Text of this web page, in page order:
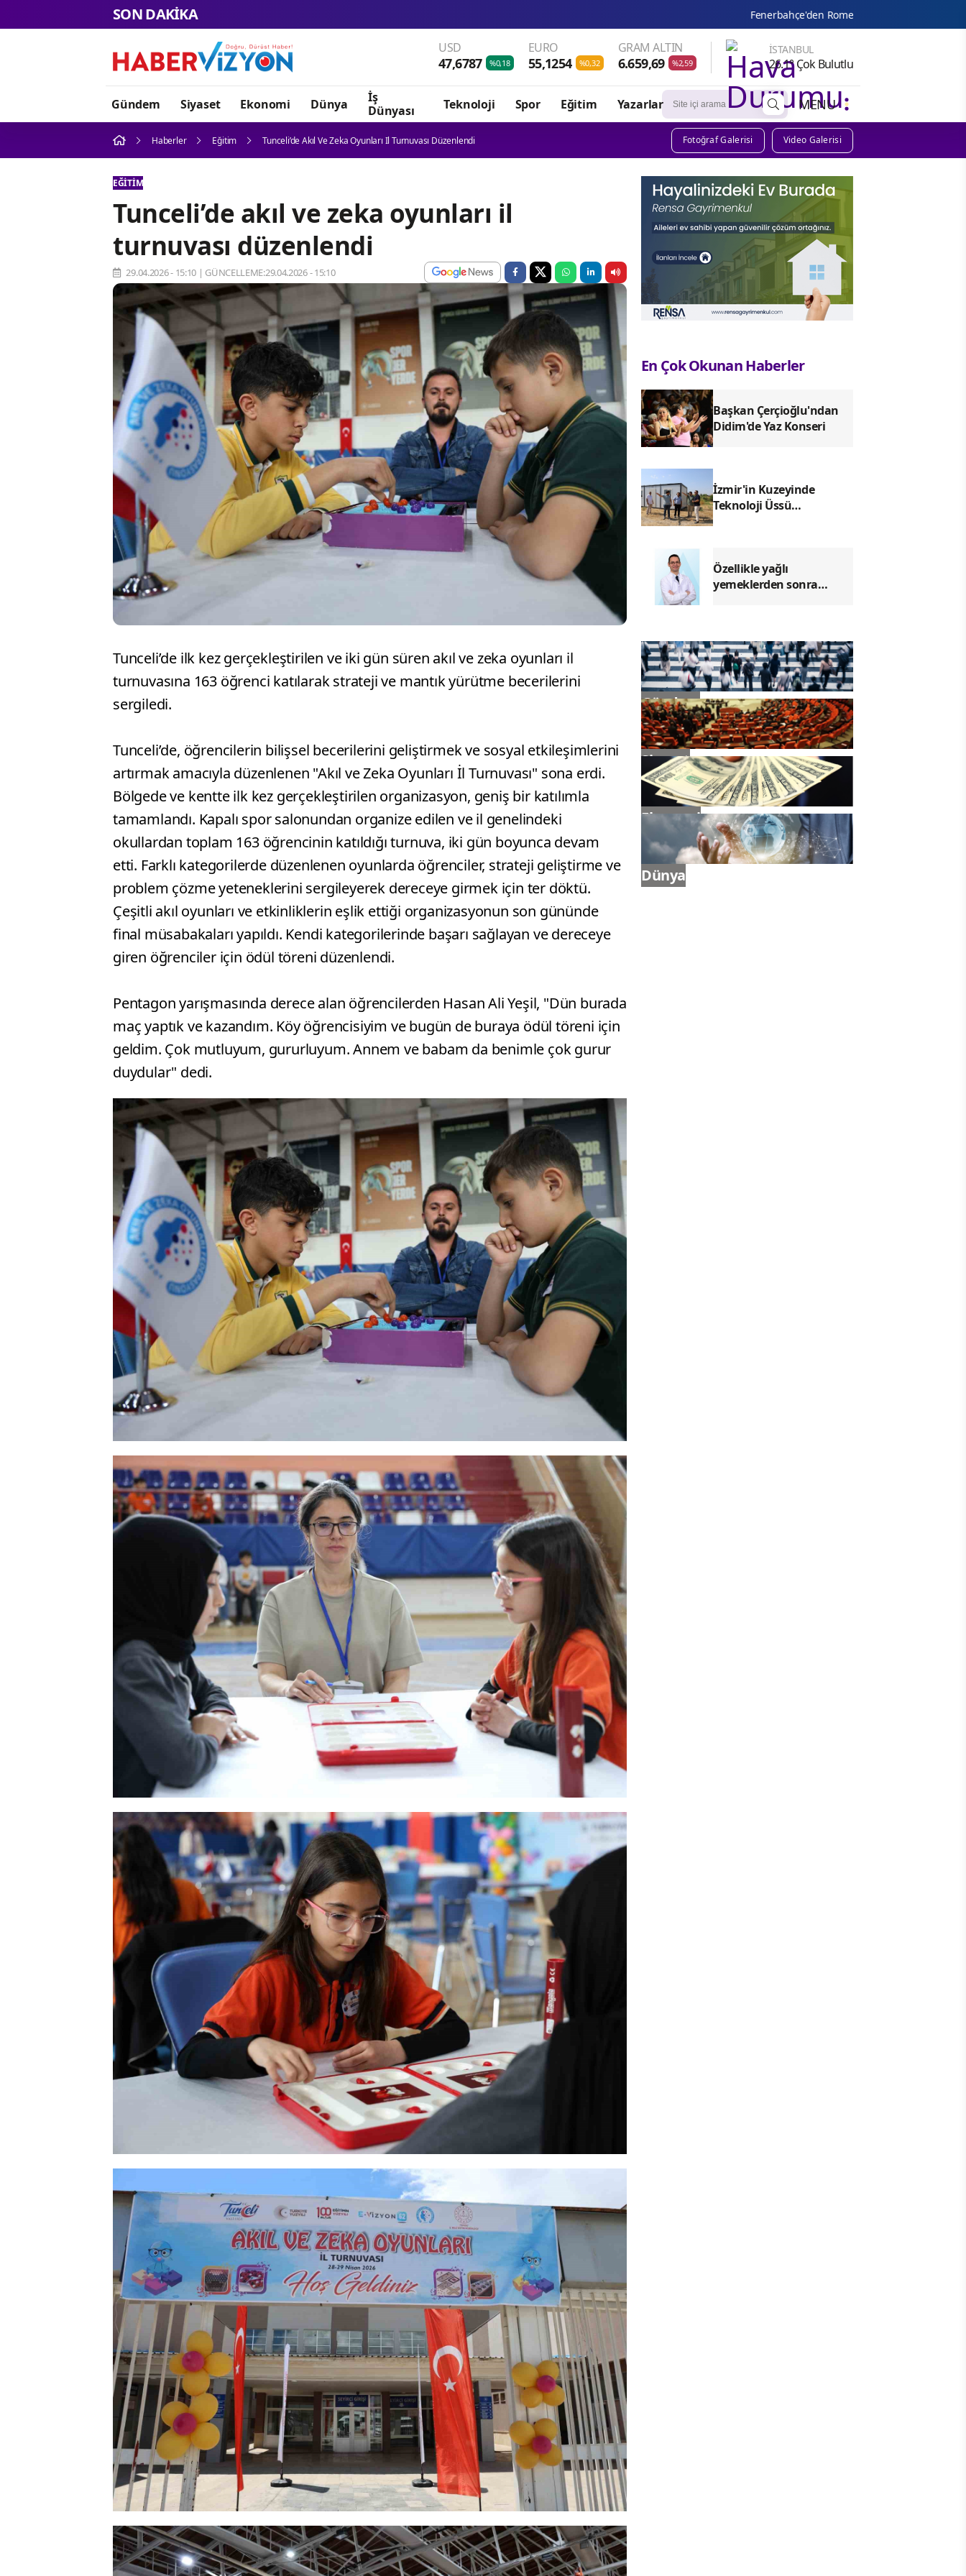
SON DAKİKA Fenerbahçe'den Romelu Lukaku hamlesi! Transferde prensip
USD
47,6787 %0,18
EURO
55,1254 %0,32
GRAM ALTIN
6.659,69 %2,59
İSTANBUL
26.1° Çok Bulutlu
Gündem Siyaset Ekonomi Dünya
İş
Dünyası
Teknoloji Spor Eğitim Yazarlar MENU
Haberler Eğitim Tunceli’de Akıl Ve Zeka Oyunları Il Turnuvası Düzenlendi Fotoğraf Galerisi Video Galerisi
EĞITIM
Tunceli’de akıl ve zeka oyunları il
turnuvası düzenlendi
29.04.2026 - 15:10 | GÜNCELLEME:29.04.2026 - 15:10
Tunceli’de ilk kez gerçekleştirilen ve iki gün süren akıl ve zeka oyunları il
turnuvasına 163 öğrenci katılarak strateji ve mantık yürütme becerilerini
sergiledi.
Tunceli’de, öğrencilerin bilişsel becerilerini geliştirmek ve sosyal etkileşimlerini
artırmak amacıyla düzenlenen "Akıl ve Zeka Oyunları İl Turnuvası" sona erdi.
Bölgede ve kentte ilk kez gerçekleştirilen organizasyon, geniş bir katılımla
tamamlandı. Kapalı spor salonundan organize edilen ve il genelindeki
okullardan toplam 163 öğrencinin katıldığı turnuva, iki gün boyunca devam
etti. Farklı kategorilerde düzenlenen oyunlarda öğrenciler, strateji geliştirme ve
problem çözme yeteneklerini sergileyerek dereceye girmek için ter döktü.
Çeşitli akıl oyunları ve etkinliklerin eşlik ettiği organizasyonun son gününde
final müsabakaları yapıldı. Kendi kategorilerinde başarı sağlayan ve dereceye
giren öğrenciler için ödül töreni düzenlendi.
Pentagon yarışmasında derece alan öğrencilerden Hasan Ali Yeşil, "Dün burada
maç yaptık ve kazandım. Köy öğrencisiyim ve bugün de buraya ödül töreni için
geldim. Çok mutluyum, gururluyum. Annem ve babam da benimle çok gurur
duydular" dedi.
En Çok Okunan Haberler
Başkan Çerçioğlu'ndan
Didim'de Yaz Konseri
İzmir'in Kuzeyinde
Teknoloji Üssü
Özellikle yağlı
yemeklerden sonra
Gündem
Siyaset
Ekonomi
Dünya